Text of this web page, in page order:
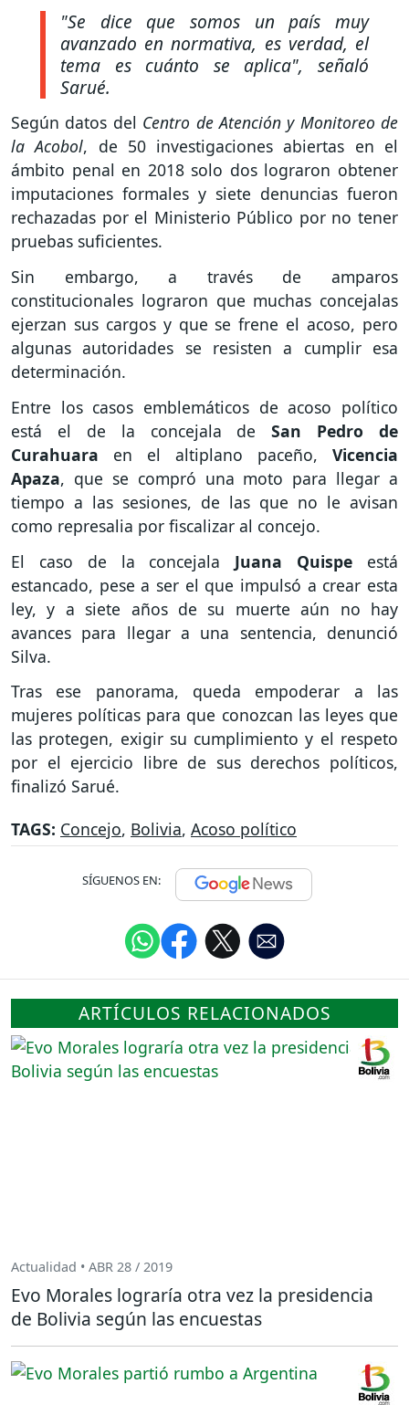
"Se dice que somos un país muy
avanzado en normativa, es verdad, el
tema es cuánto se aplica", señaló
Sarué.
Según datos del Centro de Atención y Monitoreo de
la Acobol, de 50 investigaciones abiertas en el
ámbito penal en 2018 solo dos lograron obtener
imputaciones formales y siete denuncias fueron
rechazadas por el Ministerio Público por no tener
pruebas suficientes.
Sin embargo, a través de amparos
constitucionales lograron que muchas concejalas
ejerzan sus cargos y que se frene el acoso, pero
algunas autoridades se resisten a cumplir esa
determinación.
Entre los casos emblemáticos de acoso político
está el de la concejala de San Pedro de
Curahuara en el altiplano paceño, Vicencia
Apaza, que se compró una moto para llegar a
tiempo a las sesiones, de las que no le avisan
como represalia por fiscalizar al concejo.
El caso de la concejala Juana Quispe está
estancado, pese a ser el que impulsó a crear esta
ley, y a siete años de su muerte aún no hay
avances para llegar a una sentencia, denunció
Silva.
Tras ese panorama, queda empoderar a las
mujeres políticas para que conozcan las leyes que
las protegen, exigir su cumplimiento y el respeto
por el ejercicio libre de sus derechos políticos,
finalizó Sarué.
TAGS: Concejo, Bolivia, Acoso político
SÍGUENOS EN:
ARTÍCULOS RELACIONADOS
Actualidad • ABR 28 / 2019
Evo Morales lograría otra vez la presidencia
de Bolivia según las encuestas